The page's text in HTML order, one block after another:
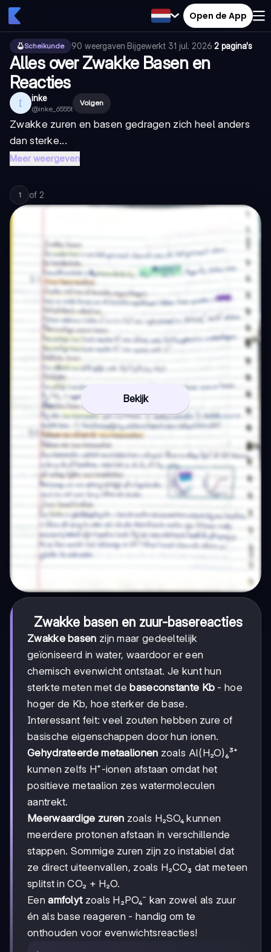
Open de App
Scheikunde 90 weergaven·Bijgewerkt 31 jul. 2026·2 pagina's
Alles over Zwakke Basen en
Reacties
I inke
@inke_6555t
Volgen
Zwakke zuren en basen gedragen zich heel anders
dan sterke...
Meer weergeven
1 of 2
Bekijk
Zwakke basen en zuur-basereacties
Zwakke basen zijn maar gedeeltelijk
geïoniseerd in water, waardoor er een
chemisch evenwicht ontstaat. Je kunt hun
sterkte meten met de baseconstante Kb - hoe
hoger de Kb, hoe sterker de base.
Interessant feit: veel zouten hebben zure of
basische eigenschappen door hun ionen.
Gehydrateerde metaalionen zoals Al(H₂O)₆³⁺
kunnen zelfs H⁺-ionen afstaan omdat het
positieve metaalion zes watermoleculen
aantrekt.
Meerwaardige zuren zoals H₂SO₄ kunnen
meerdere protonen afstaan in verschillende
stappen. Sommige zuren zijn zo instabiel dat
ze direct uiteenvallen, zoals H₂CO₃ dat meteen
splitst in CO₂ + H₂O.
Eenamfolytzoals H₂PO₄⁻ kan zowel als zuur
én als base reageren - handig om te
onthouden voor evenwichtsreacties!